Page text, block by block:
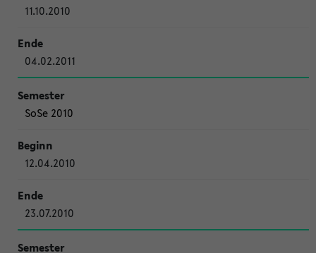
11.10.2010
04.02.2011
SoSe 2010
12.04.2010
23.07.2010